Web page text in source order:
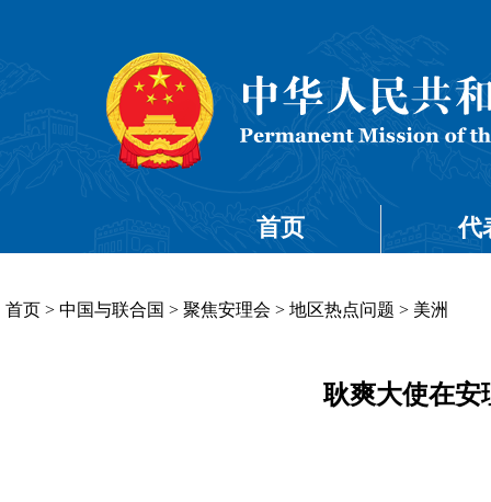
首页 代
首页 > 中国与联合国 > 聚焦安理会 > 地区热点问题 > 美洲
耿爽大使在安